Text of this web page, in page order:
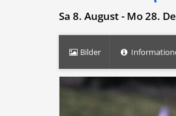
Sa 8. August - Mo 28.
Bilder